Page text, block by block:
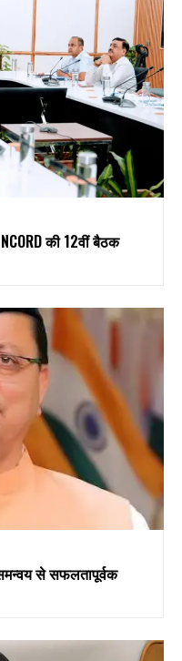
की 12वीं बैठक
से सफलतापूर्वक